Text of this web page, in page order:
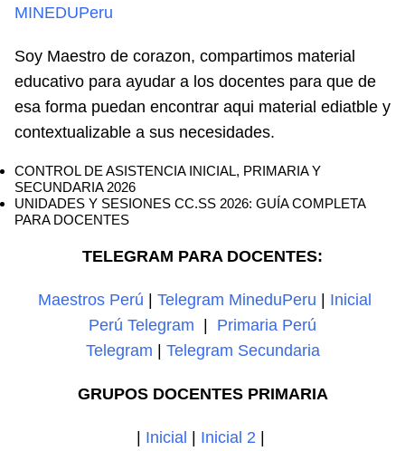
MINEDUPeru
Soy Maestro de corazon, compartimos material
educativo para ayudar a los docentes para que de
esa forma puedan encontrar aqui material ediatble y
contextualizable a sus necesidades.
CONTROL DE ASISTENCIA INICIAL, PRIMARIA Y
SECUNDARIA 2026
UNIDADES Y SESIONES CC.SS 2026: GUÍA COMPLETA
PARA DOCENTES
TELEGRAM PARA DOCENTES:
Maestros Perú Telegram MineduPeru
Inicial
Perú Telegram
Primaria Perú
Telegram
Telegram Secundaria
GRUPOS DOCENTES PRIMARIA
Inicial Inicial 2